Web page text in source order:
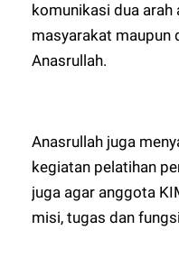
komunikasi dua
masyarakat maupun
Anasrullah.
Anasrullah juga
kegiatan pelatihan
juga agar anggota
misi, tugas dan